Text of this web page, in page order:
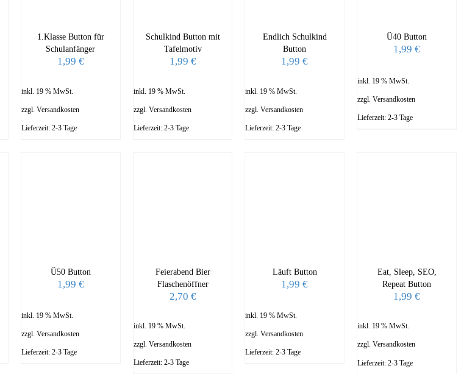
1.Klasse Button für
Schulanfänger
1,99 €
inkl. 19 % MwSt.
zzgl. Versandkosten
Lieferzeit: 2-3 Tage
Schulkind Button mit
Tafelmotiv
1,99 €
inkl. 19 % MwSt.
zzgl. Versandkosten
Lieferzeit: 2-3 Tage
Endlich Schulkind
Button
1,99€
inkl. 19 % MwSt.
zzgl.Versandkosten
Lieferzeit:2-3 Tage
Ü40 Button
1,99€
inkl. 19 % MwSt.
zzgl.Versandkosten
Lieferzeit:2-3 Tage
Ü50 Button
1,99 €
inkl. 19 % MwSt.
zzgl. Versandkosten
Lieferzeit: 2-3 Tage
Feierabend Bier
Flaschenöffner
2,70 €
inkl. 19 % MwSt.
zzgl. Versandkosten
Lieferzeit: 2-3 Tage
Läuft Button
1,99€
inkl. 19 % MwSt.
zzgl.Versandkosten
Lieferzeit:2-3 Tage
Eat, Sleep, SEO,
Repeat Button
1,99€
inkl. 19 % MwSt.
zzgl.Versandkosten
Lieferzeit:2-3 Tage